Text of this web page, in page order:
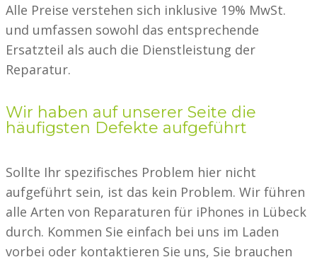
Alle Preise verstehen sich inklusive 19% MwSt.
und umfassen sowohl das entsprechende
Ersatzteil als auch die Dienstleistung der
Reparatur.
Wir haben auf unserer Seite die
häufigsten Defekte aufgeführt
Sollte Ihr spezifisches Problem hier nicht
aufgeführt sein, ist das kein Problem. Wir führen
alle Arten von Reparaturen für iPhones in Lübeck
durch. Kommen Sie einfach bei uns im Laden
vorbei oder kontaktieren Sie uns, Sie brauchen